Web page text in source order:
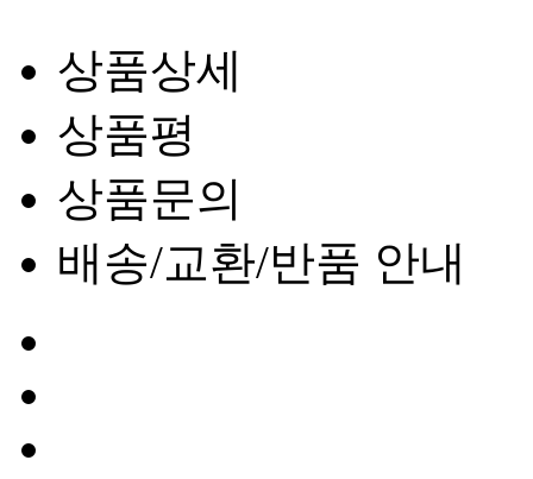
상품상세
상품평
상품문의
배송/교환/반품 안내